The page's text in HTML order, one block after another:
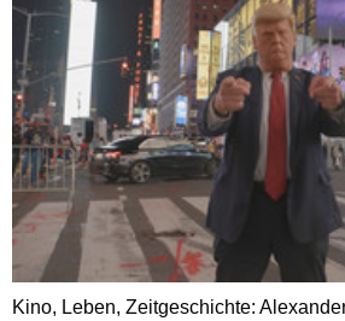
Kino, Leben, Zeitgeschichte: